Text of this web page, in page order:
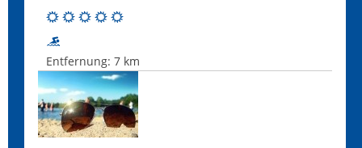
Entfernung: 7 km